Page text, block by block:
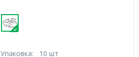
Упаковка: 10 шт